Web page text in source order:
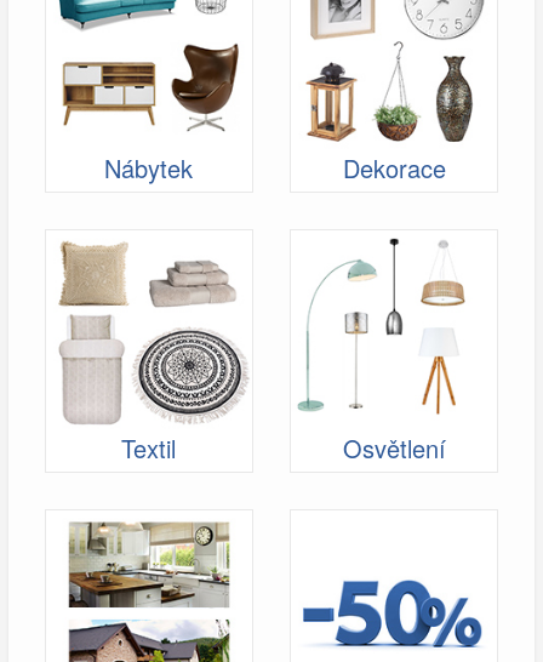
Nábytek Dekorace
Textil Osvětlení